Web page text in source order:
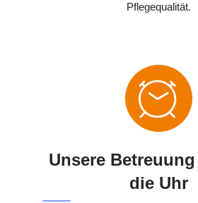
Pflegequalität.
Unsere
die Uhr